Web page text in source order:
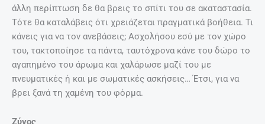
άλλη περίπτωση δε θα βρεις το σπίτι του σε ακαταστασία.
Τότε θα καταλάβεις ότι χρειάζεται πραγματικά βοήθεια. Τι
κάνεις για να τον ανεβάσεις; Ασχολήσου εσύ με τον χώρο
του, τακτοποίησε τα πάντα, ταυτόχρονα κάνε του δώρο το
αγαπημένο του άρωμα και χαλάρωσε μαζί του με
πνευματικές ή και με σωματικές ασκήσεις… Έτσι, για να
βρει ξανά τη χαμένη του φόρμα.
Ζύγος